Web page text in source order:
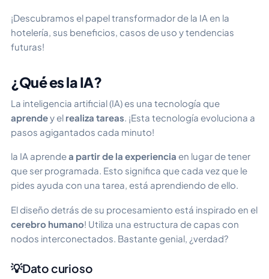
¡Descubramos el papel transformador de la IA en la
hotelería, sus beneficios, casos de uso y tendencias
futuras!
¿Qué es la IA?
La inteligencia artificial (IA) es una tecnología que
aprendey el realiza tareas . ¡Esta tecnología evoluciona a
pasos agigantados cada minuto!
la IA aprendea partir de la experiencia en lugar de tener
que ser programada. Esto significa que cada vez que le
pides ayuda con una tarea, está aprendiendo de ello.
El diseño detrás de su procesamiento está inspirado en el
cerebro humano! Utiliza una estructura de capas con
nodos interconectados. Bastante genial, ¿verdad?
💡Dato curioso